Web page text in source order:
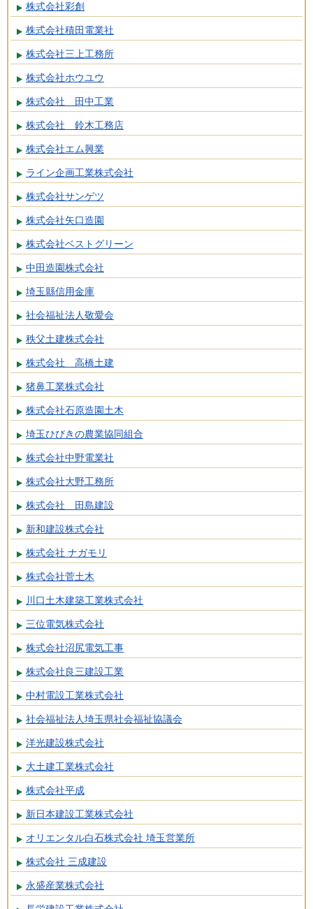
株式会社彩創
株式会社積田電業社
株式会社三上工務所
株式会社ホウユウ
株式会社 田中工業
株式会社 鈴木工務店
株式会社エム興業
ライン企画工業株式会社
株式会社サンゲツ
株式会社矢口造園
株式会社ベストグリーン
中田造園株式会社
埼玉縣信用金庫
社会福祉法人敬愛会
秩父土建株式会社
株式会社 高橋土建
猪鼻工業株式会社
株式会社石原造園土木
埼玉ひびきの農業協同組合
株式会社中野電業社
株式会社大野工務所
株式会社 田島建設
新和建設株式会社
株式会社 ナガモリ
株式会社菅土木
川口土木建築工業株式会社
三位電気株式会社
株式会社沼尻電気工事
株式会社良三建設工業
中村電設工業株式会社
社会福祉法人埼玉県社会福祉協議会
洋光建設株式会社
大土建工業株式会社
株式会社平成
新日本建設工業株式会社
オリエンタル白石株式会社 埼玉営業所
株式会社 三成建設
永盛産業株式会社